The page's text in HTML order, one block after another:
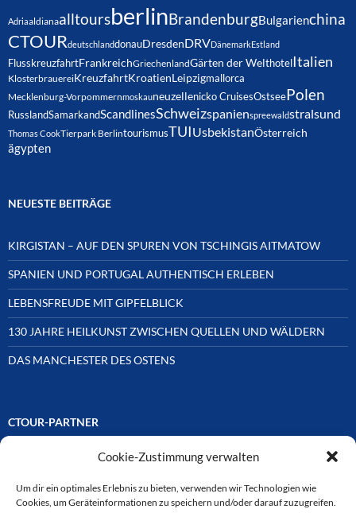
Cookie-Zustimmung verwalten
Um dir ein optimales Erlebnis zu bieten, verwenden wir Technologien wie
Cookies, um Geräteinformationen zu speichern und/oder darauf zuzugreifen.
AdriaaldianaalltoursberlinBrandenburgBulgarienchina
CTOURdeutschlanddonauDresdenDRVDänemarkEstland
FlusskreuzfahrtFrankreichGriechenlandGärten der WelthotelItalien
KlosterbrauereiKreuzfahrtKroatienLeipzigmallorca
Mecklenburg-Vorpommernmoskauneuzellenicko CruisesOstseePolen
RusslandSamarkandScandlinesSchweizspanienspreewaldstralsund
Thomas CookTierpark BerlintourismusTUIUsbekistanÖsterreich
ägypten
NEUESTE BEITRÄGE
KIRGISTAN – AUF DEN SPUREN VON TSCHINGIS AITMATOW
SPANIEN UND PORTUGAL AUTHENTISCH ERLEBEN
LEBENSFREUDE MIT GIPFELBLICK
130 JAHRE HEILKUNST ZWISCHEN QUELLEN UND WÄLDERN
DAS MANCHESTER DES OSTENS
CTOUR-PARTNER
Unsere Reisejournalisten-Vereinigung ist über Mitglieder und
ausgewählten Partnern der Medien- und Tourismusbranche
verbunden. Hier eine